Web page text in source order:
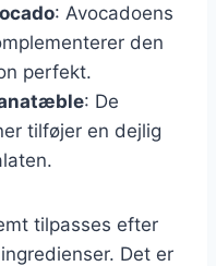
: Avocadoens
den
perfekt.
: De
tilføjer en dejlig
tilpasses efter
Det er